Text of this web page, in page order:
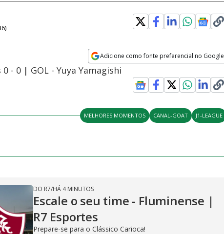
)
Adicione como fonte preferencial no Google
Opens in new window
- 0 | GOL - Yuya Yamagishi
MELHORES MOMENTOS CANAL-GOAT J1-LEAGUE
DO R7/HÁ 4 MINUTOS
Escale o seu time - Fluminense |
R7 Esportes
Prepare-se para o Clássico Carioca!